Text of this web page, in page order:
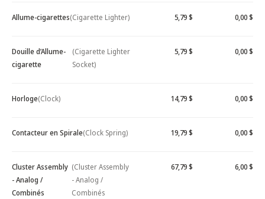
Allume-cigarettes(Cigarette Lighter) 5,79 $ 0,00 $
Douille d’Allume-
cigarette
(Cigarette Lighter
Socket)
5,79 $ 0,00 $
Horloge(Clock) 14,79 $ 0,00 $
Contacteur en Spirale(Clock Spring) 19,79 $ 0,00 $
Cluster Assembly
- Analog /
Combinés
(Cluster Assembly
- Analog /
Combinés
67,79 $ 6,00 $